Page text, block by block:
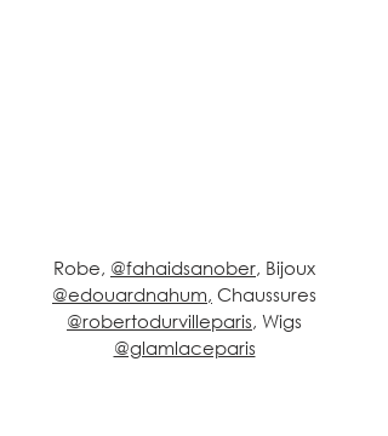
Robe, @fahaidsanober, Bijoux
@edouardnahum, Chaussures
@robertodurvilleparis, Wigs
@glamlaceparis